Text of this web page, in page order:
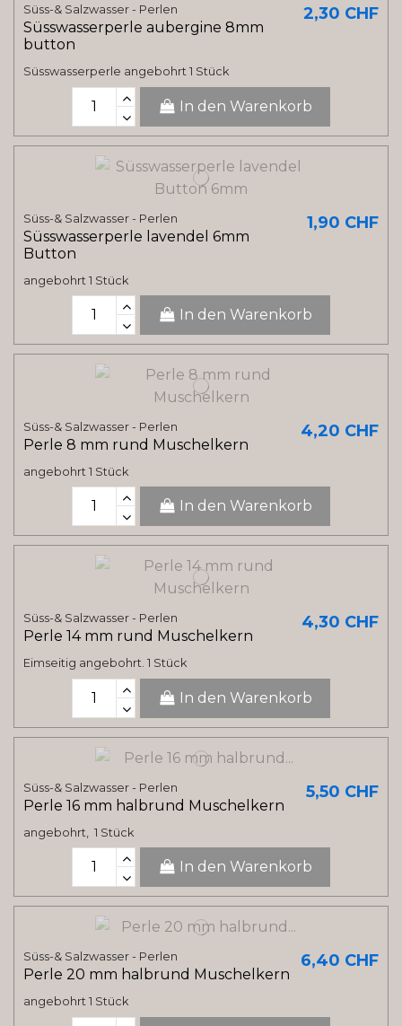
Süss-& Salzwasser - Perlen
Süsswasserperle aubergine 8mm
button
2,30 CHF
Süsswasserperle angebohrt 1 Stück
In den Warenkorb
Süss-& Salzwasser - Perlen
Süsswasserperle lavendel 6mm
Button
1,90 CHF
angebohrt 1 Stück
In den Warenkorb
Süss-& Salzwasser - Perlen
Perle 8 mm rund Muschelkern
4,20 CHF
angebohrt 1 Stück
In den Warenkorb
Süss-& Salzwasser - Perlen
Perle 14 mm rund Muschelkern
4,30 CHF
Eimseitig angebohrt. 1 Stück
In den Warenkorb
Süss-& Salzwasser - Perlen
Perle 16 mm halbrund Muschelkern
5,50 CHF
angebohrt, 1 Stück
In den Warenkorb
Süss-& Salzwasser - Perlen
Perle 20 mm halbrund Muschelkern
6,40 CHF
angebohrt 1 Stück